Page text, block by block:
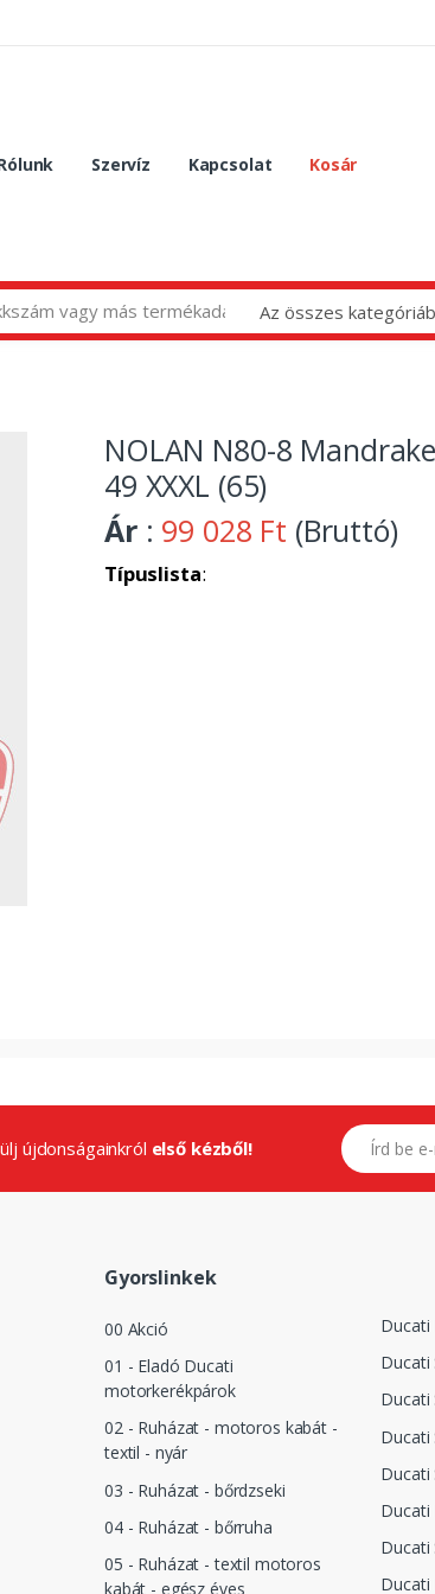
Szervíz Kapcsolat Kosár
Az összes
NOLAN N80-8
49 XXXL (65)
Ár : 99 028 Ft (Bruttó)
Típuslista:
újdonságainkról első kézből!
E-mail címed
Gyorslinkek
00 Akció
01 - Eladó Ducati
motorkerékpárok
02 - Ruházat - motoros kabát -
textil - nyár
03 - Ruházat - bőrdzseki
04 - Ruházat - bőrruha
05 - Ruházat - textil motoros
kabát - egész éves
Ducati
Ducati
Ducati
Ducati
Ducati
Ducati
Ducati
Ducati